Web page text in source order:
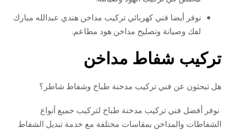
نوفر أيضا فني كهربائي تركيب مداخن هندي عبدالله مبارك
لفك وصيانة وتصليح مداخن هود مطاعم.
تركيب شفاط مداخن
هل تبحثون عن فني تركيب مدخنة طباخ وشفاط شاطر؟
نوفر أفضل فني تركيب مدخنة طباخ لتركيب جميع أنواع
الشفاطات والمداخن بمقاسات مختلفة مع خدمة تبديل الشفاط